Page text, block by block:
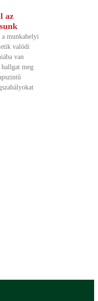
az
munkahelyi
valódi
van
hallgat meg